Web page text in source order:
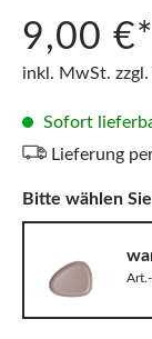
9,00 €*
inkl. MwSt.
Sofort
Lieferung
Bitte wählen